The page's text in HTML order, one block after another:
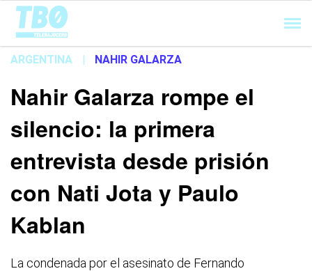
Cargando...
ARGENTINA | NAHIR GALARZA
Nahir Galarza rompe el
silencio: la primera
entrevista desde prisión
con Nati Jota y Paulo
Kablan
La condenada por el asesinato de Fernando